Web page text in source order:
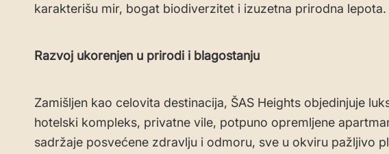
karakterišu mir, bogat biodiverzitet i izuzetna prirodna lepota.
Razvoj ukorenjen u prirodi i blagostanju
Zamišljen kao celovita destinacija, ŠAS Heights objedinjuje
hotelski kompleks, privatne vile, potpuno opremljene
sadržaje posvećene zdravlju i odmoru, sve u okviru pažljivo